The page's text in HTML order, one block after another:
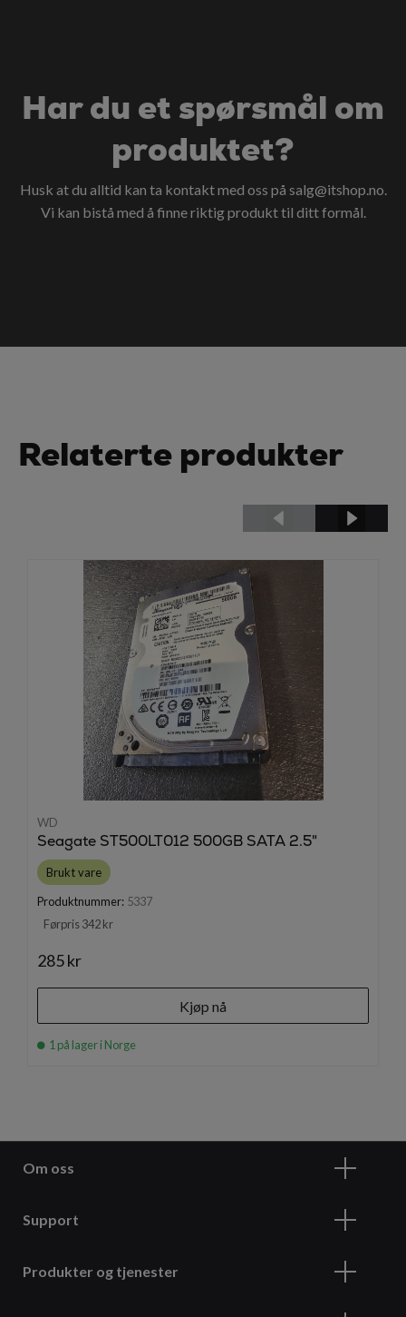
Har du et spørsmål om
produktet?
Husk at du alltid kan ta kontakt med oss på salg@itshop.no.
Vi kan bistå med å finne riktig produkt til ditt formål.
Relaterte produkter
WD
Seagate ST500LT012 500GB SATA 2.5"
Brukt vare
Produktnummer: 5337
Førpris 342 kr
285 kr
Kjøp nå
1 på lager i Norge
Om oss
Support
Produkter og tjenester